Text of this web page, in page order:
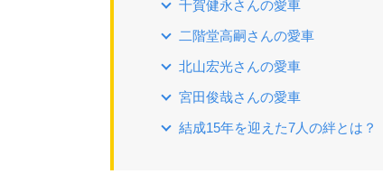
千賀健永さんの愛車
二階堂高嗣さんの愛車
北山宏光さんの愛車
宮田俊哉さんの愛車
結成15年を迎えた7人の絆とは？